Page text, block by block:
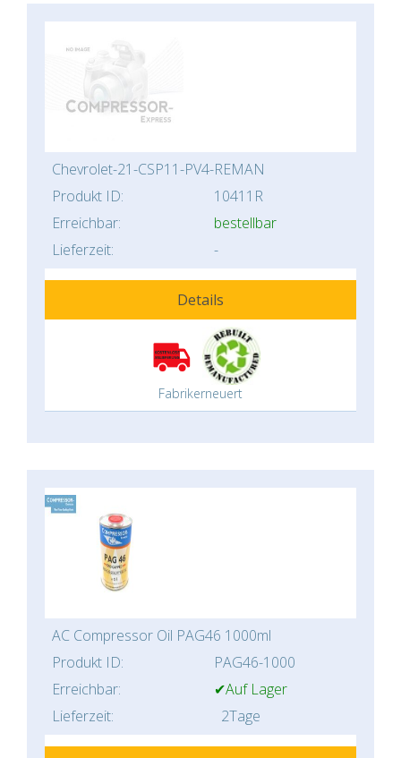
Chevrolet-21-CSP11-PV4-REMAN
Produkt ID:
10411R
Erreichbar:
bestellbar
Lieferzeit:
-
Details
Fabrikerneuert
AC Compressor Oil PAG46 1000ml
Produkt ID:
PAG46-1000
Erreichbar:
✔Auf Lager
Lieferzeit:
2Tage